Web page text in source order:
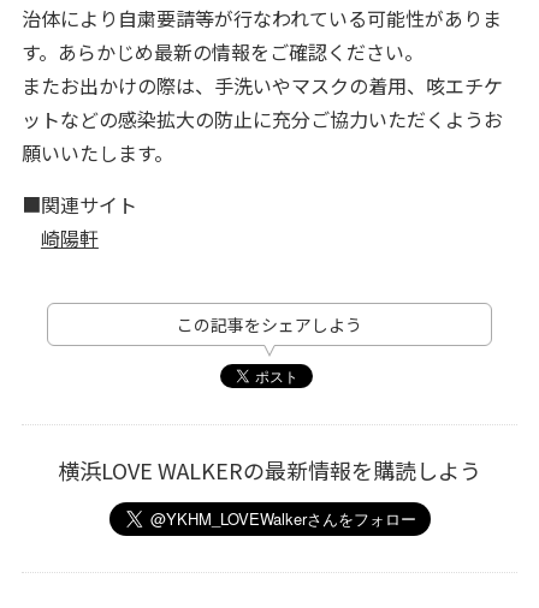
治体により自粛要請等が行なわれている可能性がありま
す。あらかじめ最新の情報をご確認ください。
またお出かけの際は、手洗いやマスクの着用、咳エチケ
ットなどの感染拡大の防止に充分ご協力いただくようお
願いいたします。
■関連サイト
崎陽軒
この記事をシェアしよう
横浜LOVE WALKERの最新情報を購読しよう